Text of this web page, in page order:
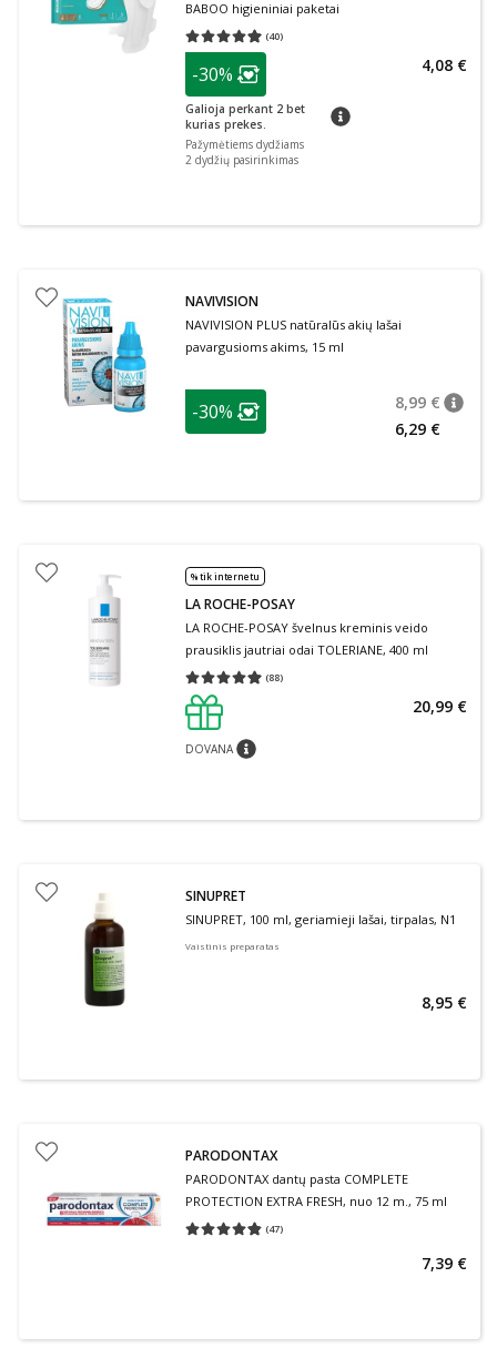
BABOO higieniniai paketai
(40)
Vidutinis įvertinimas 4.95
patarimas
Lojalumo klubo narių nuolaida
-30%
Galioja perkant 2 bet
kurias prekes.
patarimas
4,08 €
Pažymėtiems dydžiams
2 dydžių pasirinkimas
NAVIVISION
NAVIVISION PLUS natūralūs akių lašai
pavargusioms akims, 15 ml
patarimas
Lojalumo klubo narių nuolaida
-30% 8,99 €
6,29 €
% tik internetu
LA ROCHE-POSAY
LA ROCHE-POSAY švelnus kreminis veido
prausiklis jautriai odai TOLERIANE, 400 ml
(88)
Vidutinis įvertinimas 4.91
DOVANApatarimas
20,99 €
SINUPRET
SINUPRET, 100 ml, geriamieji lašai, tirpalas, N1
Vaistinis preparatas
8,95 €
PARODONTAX
PARODONTAX dantų pasta COMPLETE
PROTECTION EXTRA FRESH, nuo 12 m., 75 ml
(47)
Vidutinis įvertinimas 4.79
7,39 €